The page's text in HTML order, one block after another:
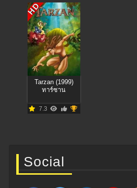
HD
Tarzan (1999)
ทาร์ซาน
7.3
Social